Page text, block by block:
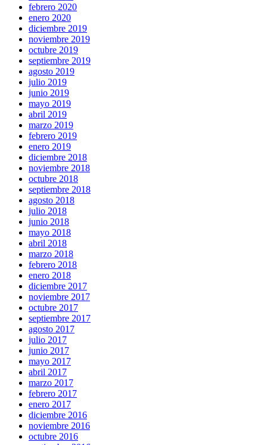
febrero 2020
enero 2020
diciembre 2019
noviembre 2019
octubre 2019
septiembre 2019
agosto 2019
julio 2019
junio 2019
mayo 2019
abril 2019
marzo 2019
febrero 2019
enero 2019
diciembre 2018
noviembre 2018
octubre 2018
septiembre 2018
agosto 2018
julio 2018
junio 2018
mayo 2018
abril 2018
marzo 2018
febrero 2018
enero 2018
diciembre 2017
noviembre 2017
octubre 2017
septiembre 2017
agosto 2017
julio 2017
junio 2017
mayo 2017
abril 2017
marzo 2017
febrero 2017
enero 2017
diciembre 2016
noviembre 2016
octubre 2016